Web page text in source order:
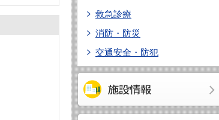
救急診療
消防・防災
交通安全・防犯